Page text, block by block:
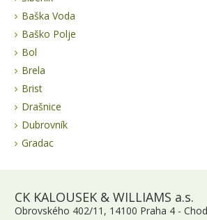
Baška Voda
Baško Polje
Bol
Brela
Brist
Drašnice
Dubrovník
Gradac
CK KALOUSEK & WILLIAMS a.s.
Obrovského 402/11, 14100 Praha 4 -